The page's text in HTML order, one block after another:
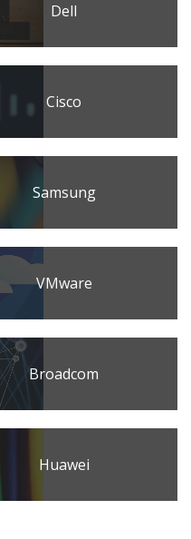
Dell
Cisco
Samsung
VMware
Broadcom
Huawei